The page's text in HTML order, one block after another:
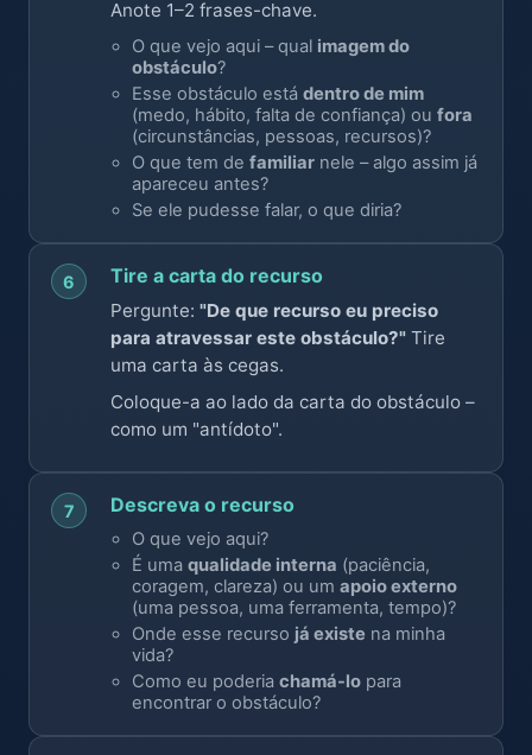
Anote 1–2 frases-chave.
O que vejo aqui – qual imagem do
obstáculo?
Esse obstáculo está dentro de mim
(medo, hábito, falta de confiança) ou fora
(circunstâncias, pessoas, recursos)?
O que tem de familiar nele – algo assim já
apareceu antes?
Se ele pudesse falar, o que diria?
6 Tire a carta do recurso
Pergunte: "De que recurso eu preciso
para atravessar este obstáculo?" Tire
uma carta às cegas.
Coloque-a ao lado da carta do obstáculo –
como um "antídoto".
7 Descreva o recurso
O que vejo aqui?
É uma qualidade interna (paciência,
coragem, clareza) ou um apoio externo
(uma pessoa, uma ferramenta, tempo)?
Onde esse recurso já existe na minha
vida?
Como eu poderia chamá-lo para
encontrar o obstáculo?